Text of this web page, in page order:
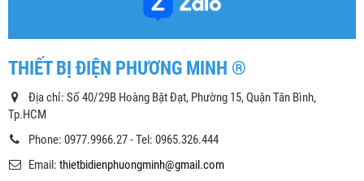
THIẾT BỊ ĐIỆN PHƯƠNG MINH ®
Địa chỉ: Số 40/29B Hoàng Bật Đạt, Phường 15, Quận Tân Bình,
Tp.HCM
Phone: 0977.9966.27 - Tel: 0965.326.444
Email: thietbidienphuongminh@gmail.com